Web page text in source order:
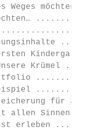
Weges möchten
Krümel
für
allen Sinnen
erleben